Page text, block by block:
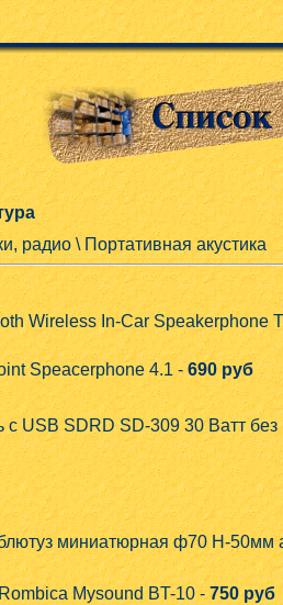
радио \ Портативная акустика
Wireless In-Car Speakerphone
Speacerphone 4.1 -690 руб
с USB SDRD SD-309 30 Ватт
миниатюрная ф70 H-50мм
Mysound BT-10 -750 руб